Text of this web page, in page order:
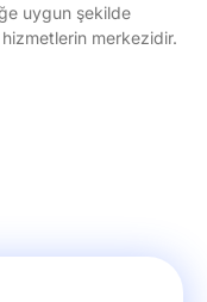
uygun şekilde
merkezidir.